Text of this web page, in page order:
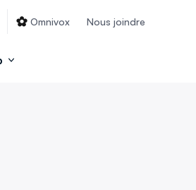
Omnivox Nous joindre